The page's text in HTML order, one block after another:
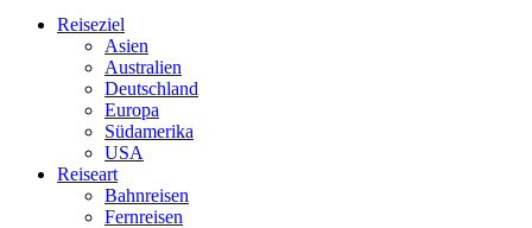
Reiseziel
Asien
Australien
Deutschland
Europa
Südamerika
USA
Reiseart
Bahnreisen
Fernreisen